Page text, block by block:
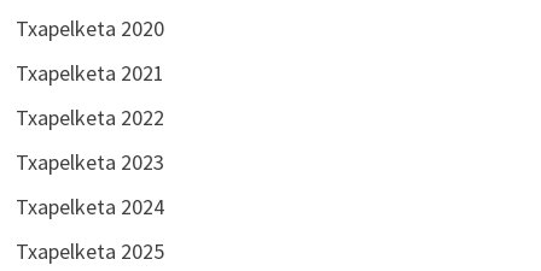
Txapelketa 2020
Txapelketa 2021
Txapelketa 2022
Txapelketa 2023
Txapelketa 2024
Txapelketa 2025